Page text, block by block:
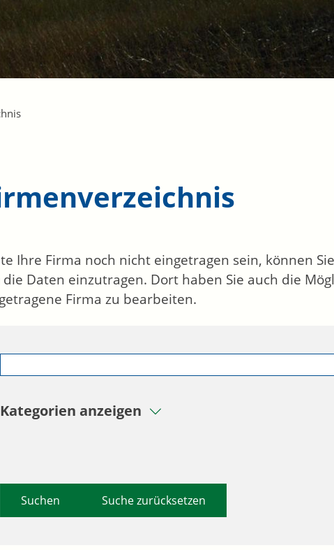
Ihre Firma noch nicht eingetragen sein, können
Daten einzutragen. Dort haben Sie auch die
Firma zu bearbeiten.
Kategorien anzeigen
Suche zurücksetzen